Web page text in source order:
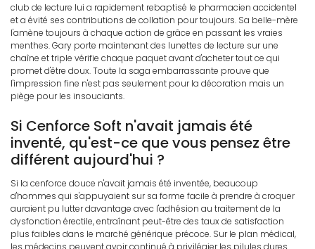
club de lecture lui a rapidement rebaptisé le pharmacien accidentel
et a évité ses contributions de collation pour toujours. Sa belle-mère
l'amène toujours à chaque action de grâce en passant les vraies
menthes. Gary porte maintenant des lunettes de lecture sur une
chaîne et triple vérifie chaque paquet avant d'acheter tout ce qui
promet d'être doux. Toute la saga embarrassante prouve que
l'impression fine n'est pas seulement pour la décoration mais un
piège pour les insouciants.
Si Cenforce Soft n'avait jamais été
inventé, qu'est-ce que vous pensez être
différent aujourd'hui ?
Si la cenforce douce n'avait jamais été inventée, beaucoup
d'hommes qui s'appuyaient sur sa forme facile à prendre à croquer
auraient pu lutter davantage avec l'adhésion au traitement de la
dysfonction érectile, entraînant peut-être des taux de satisfaction
plus faibles dans le marché générique précoce. Sur le plan médical,
les médecins peuvent avoir continué à privilégier les pilules dures